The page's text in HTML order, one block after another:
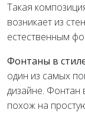
Такая
возникает из
естественным
Фонтаны в
один из самых
дизайне. Фонтан
похож на